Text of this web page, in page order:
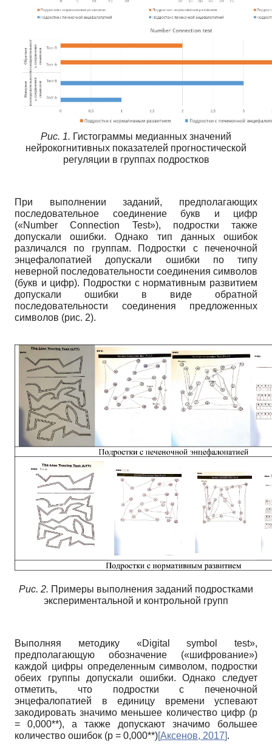
Рис. 1. Гистограммы медианных значений
нейрокогнитивных показателей прогностической
регуляции в группах подростков
При выполнении заданий, предполагающих
последовательное соединение букв и цифр
(«Number Connection Test»), подростки также
допускали ошибки. Однако тип данных ошибок
различался по группам. Подростки с печеночной
энцефалопатией допускали ошибки по типу
неверной последовательности соединения символов
(букв и цифр). Подростки с нормативным развитием
допускали ошибки в виде обратной
последовательности соединения предложенных
символов (рис. 2).
Рис. 2. Примеры выполнения заданий подростками
экспериментальной и контрольной групп
Выполняя методику «Digital symbol test»,
предполагающую обозначение («шифрование»)
каждой цифры определенным символом, подростки
обеих группы допускали ошибки. Однако следует
отметить, что подростки с печеночной
энцефалопатией в единицу времени успевают
закодировать значимо меньшее количество цифр (р
= 0,000**), а также допускают значимо большее
количество ошибок (р = 0,000**)[Аксенов, 2017].